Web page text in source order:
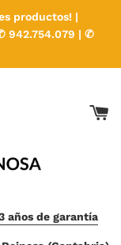
productos! |
942.754.079 | ✆
años de garantía